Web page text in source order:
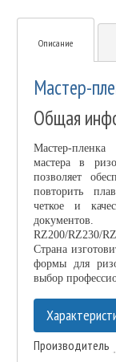
Описание
Мастер-
Общая
Мастер-
мастера в
позволяет
повторить
четкое и
RZ200/RZ230/
Страна
формы для
выбор
Производитель